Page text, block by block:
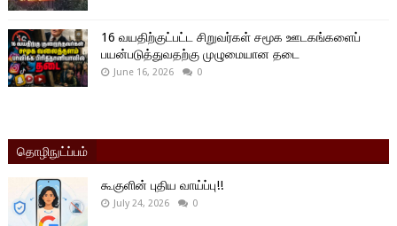
16 வயதிற்குட்பட்ட சிறுவர்கள் சமூக ஊடகங்களைப்
பயன்படுத்துவதற்கு முழுமையான தடை
June 16, 2026 0
தொழிநுட்ப்பம்
கூகுளின் புதிய வாய்ப்பு!!
July 24, 2026 0